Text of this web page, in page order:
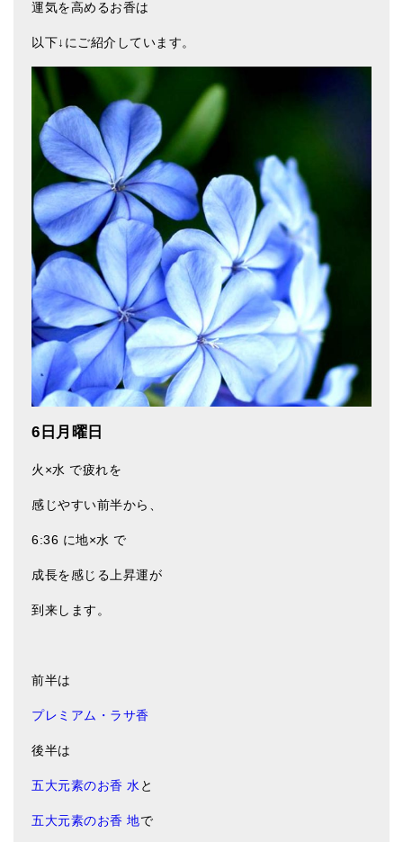
運気を高めるお香は
以下↓にご紹介しています。
6日月曜日
火×水 で疲れを
感じやすい前半から、
6:36 に地×水 で
成長を感じる上昇運が
到来します。
前半は
プレミアム・ラサ香
後半は
五大元素のお香 水 と
五大元素のお香 地で